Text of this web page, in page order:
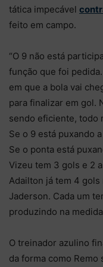
tática impecável
feito em campo.
“O 9 não está
função que foi
em que a bola vai
para finalizar em gol.
sendo eficiente, todo
Se o 9 está puxando
Se o ponta está
Vizeu tem 3 gols e 2
Adailton já tem 4 gols
Jaderson. Cada um
produzindo na
O treinador azulino
da forma como Remo